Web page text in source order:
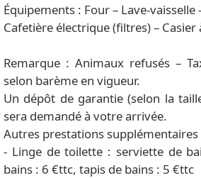
Équipements : Four – Lave-vaisselle
Cafetière électrique (filtres) – Casier
Remarque : Animaux refusés –
selon barème en vigueur.
Un dépôt de garantie (selon la
sera demandé à votre arrivée.
Autres prestations
- Linge de toilette : serviette de
bains : 6 €ttc, tapis de bains : 5 €ttc